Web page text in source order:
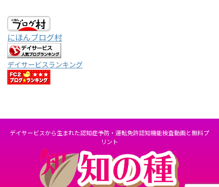
にほんブログ村
デイサービスランキング
デイサービスから生まれた認知症予防・運転免許認知機能検査動画と無料プ
リント